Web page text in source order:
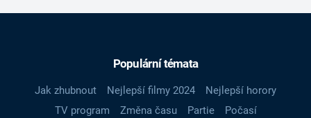
Populární témata
Jak zhubnout Nejlepší filmy 2024
Nejlepší horory
TV program
Změna času Partie
Počasí